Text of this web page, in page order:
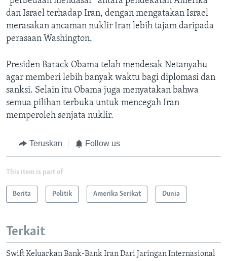
dan Israel terhadap Iran, dengan mengatakan Israel
merasakan ancaman nuklir Iran lebih tajam daripada
perasaan Washington.
Presiden Barack Obama telah mendesak Netanyahu
agar memberi lebih banyak waktu bagi diplomasi dan
sanksi. Selain itu Obama juga menyatakan bahwa
semua pilihan terbuka untuk mencegah Iran
memperoleh senjata nuklir.
Teruskan Follow us
This item is part of
Berita Politik Amerika Serikat Dunia
Terkait
Swift Keluarkan Bank-Bank Iran Dari Jaringan Internasional